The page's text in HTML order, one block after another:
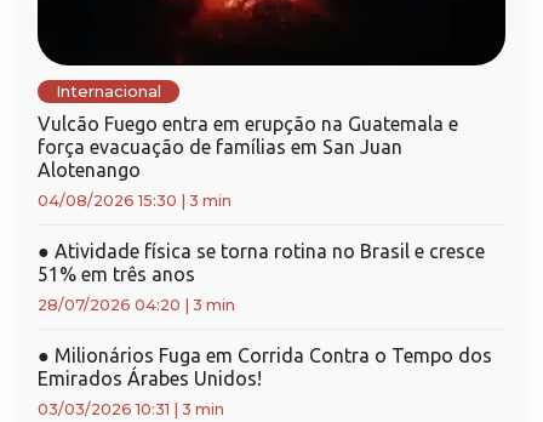
Internacional
Vulcão Fuego entra em erupção na Guatemala e
força evacuação de famílias em San Juan
Alotenango
04/08/2026 15:30 3 min
● Atividade física se torna rotina no Brasil e cresce
51% em três anos
28/07/2026 04:20 3 min
● Milionários Fuga em Corrida Contra o Tempo dos
Emirados Árabes Unidos!
03/03/2026 10:31 3 min